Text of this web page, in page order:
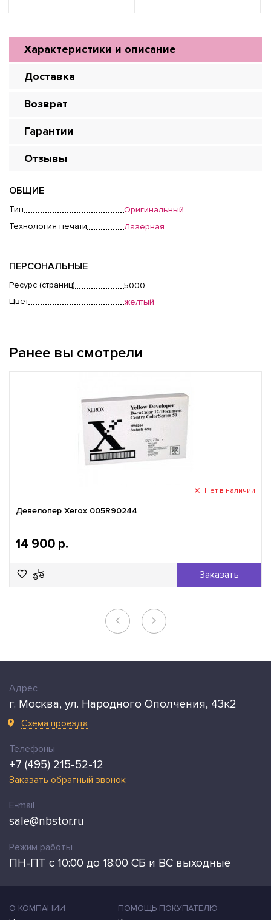
Характеристики и описание
Доставка
Возврат
Гарантии
Отзывы
ОБЩИЕ
Тип
Оригинальный
Технология печати
Лазерная
ПЕРСОНАЛЬНЫЕ
Ресурс (страниц)
5000
Цвет
желтый
Ранее вы смотрели
Нет в наличии
Девелопер Xerox 005R90244
14 900 р.
Заказать
Адрес
г. Москва, ул. Народного Ополчения, 43к2
Схема проезда
Телефоны
+7 (495) 215-52-12
Заказать обратный звонок
E-mail
sale@nbstor.ru
Режим работы
ПН-ПТ с 10:00 до 18:00 СБ и ВС выходные
О КОМПАНИИ
ПОМОЩЬ ПОКУПАТЕЛЮ